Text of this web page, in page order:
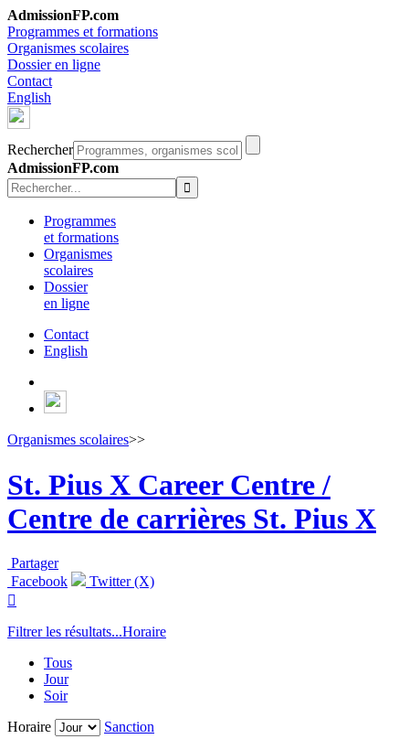
AdmissionFP.com
Programmes et formations
Organismes scolaires
Dossier en ligne
Contact
English
Rechercher
AdmissionFP.com
Programmes
et formations
Organismes
scolaires
Dossier
en ligne
Contact
English
Organismes scolaires>>
St. Pius X Career Centre /
Centre de carrières St. Pius X
Partager
Facebook
Twitter (X)

Filtrer les résultats...Horaire
Tous
Jour
Soir
Horaire
Sanction